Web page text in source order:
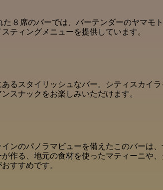
8 席のバーでは、バーテンダーのヤマモ
ティングメニューを提供しています。
るスタイリッシュなバー。シティスカイ
スナックをお楽しみいただけます。
ンのパノラマビューを備えたこのバーは
作る、地元の食材を使ったマティーニや
すすめです。